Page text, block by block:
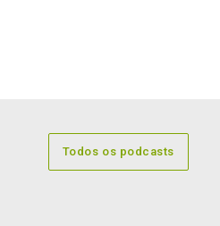
Todos os podcasts